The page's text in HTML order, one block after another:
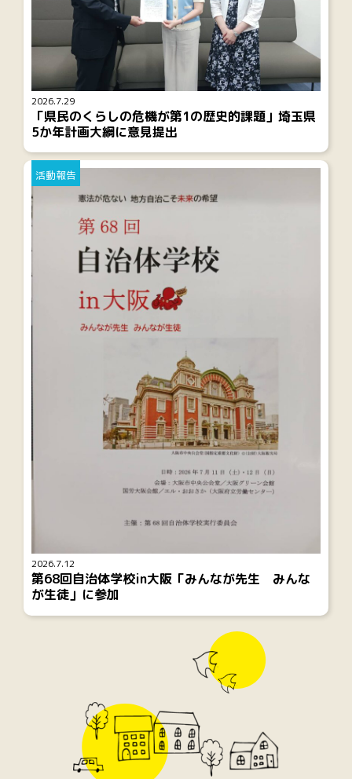
2026.7.29
「県民のくらしの危機が第1の歴史的課題」埼玉県
5か年計画大綱に意見提出
2026.7.12
活動報告
第68回自治体学校in大阪「みんなが先生 みんな
が生徒」に参加